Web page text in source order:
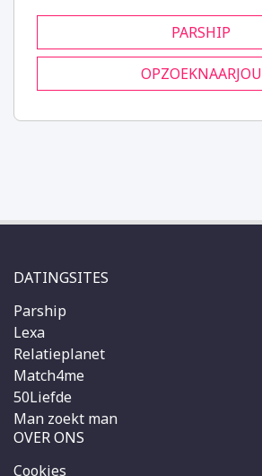
PARSHIP
OPZOEKNAARJOU
DATINGSITES
Parship
Lexa
Relatieplanet
Match4me
50Liefde
Man zoekt man
OVER ONS
Cookies